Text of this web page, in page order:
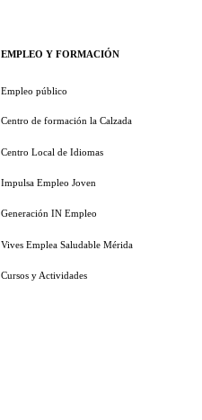
EMPLEO Y FORMACIÓN
Empleo público
Centro de formación la Calzada
Centro Local de Idiomas
Impulsa Empleo Joven
Generación IN Empleo
Vives Emplea Saludable Mérida
Cursos y Actividades